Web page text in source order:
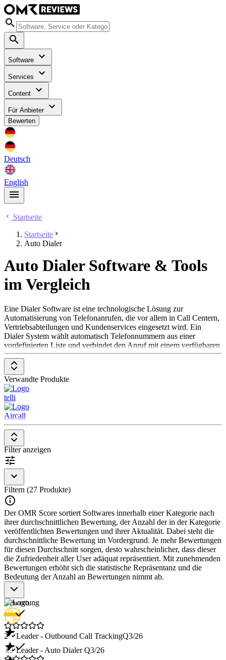
Software
Services
Content
Für Anbieter
Bewerten
Deutsch
English
Startseite
Startseite
Auto Dialer
Auto Dialer Software & Tools
im Vergleich
Eine Dialer Software ist eine technologische Lösung zur
Automatisierung von Telefonanrufen, die vor allem in Call Centern,
Vertriebsabteilungen und Kundenservices eingesetzt wird. Ein
Dialer System wählt automatisch Telefonnummern aus einer
vordefinierten Liste und verbindet den Anruf mit einem verfügbaren
Mitarbeitenden oder einer automatisierten Nachricht. Dadurch
entfällt das manuelle Wählen, was die Effizienz erheblich steigert
und Nutzer*innen ermöglicht, sich stärker auf Gesprächsinhalte zu
konzentrieren.
DIaler Programme finden in unterschiedlichen Branchen
Anwendung, darunter Vertrieb, Gesundheitswesen, Bildung und
Tourismus. Technisch basiert sie entweder auf lokal installierter
Software oder cloudbasierten Lösungen, wobei einige Anbieter auch
Hardware-Bundles oder Hosting-Dienste bereitstellen. In vielen
Fällen lässt sich Auto Dialer Software direkt in bestehende CRM-
Systeme integrieren oder ist als Modul in umfassenderen Call-
Center-Plattformen verfügbar.
Um als Dialer Software zu gelten, sollte eine Lösung folgende
Features und Eigenschaften aufweisen:
Kontaktliste
Nahtlose Weiterleitung an Agent*innen oder
Sprachsysteme
Unterstützung von cloudbasierten und lokalen
Installationen
CRM-Integration für optimierte Kundeninteraktion
Einhaltung gesetzlicher Regelungen zum Datenschutz
und Telefonmarketing
Verwandte Produkte
telli
Aircall
Filter anzeigen
Filtern (27 Produkte)
Der OMR Score sortiert Softwares innerhalb einer Kategorie nach
ihrer durchschnittlichen Bewertung, der Anzahl der in der Kategorie
veröffentlichten Bewertungen und ihrer Aktualität. Dabei steht die
durchschnittliche Bewertung im Vordergrund. Je mehr Bewertungen
für diesen Durchschnitt sorgen, desto wahrscheinlicher, dass dieser
die Zufriedenheit aller User adäquat repräsentiert. Mit zunehmenden
Bewertungen erhöht sich die statistische Repräsentanz und die
Bedeutung der Anzahl an Bewertungen nimmt ab.
Bewertung
2 Leader - Outbound Call TrackingQ3/26
Leader - Auto DialerQ3/26